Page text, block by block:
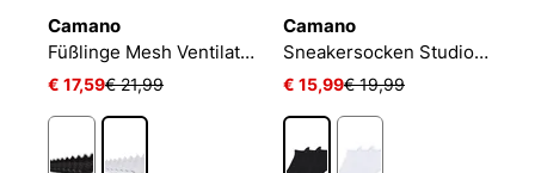
Camano
Füßlinge Mesh Ventilation
€ 17,59€ 21,99
Camano
Sneakersocken Studio-Line Pilates und Yoga
€ 15,99€ 19,99